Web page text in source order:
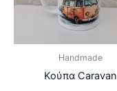
Handmade
Κούπα Caravan